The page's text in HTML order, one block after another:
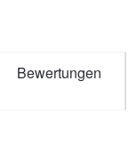
Bewertungen